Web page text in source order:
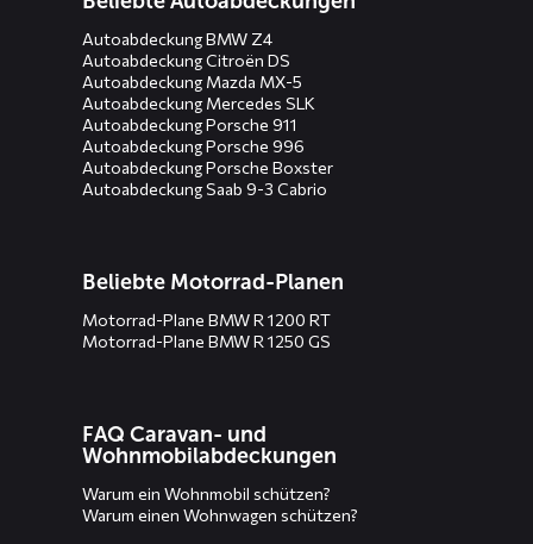
Autoabdeckung BMW Z4
Autoabdeckung Citroën DS
Autoabdeckung Mazda MX-5
Autoabdeckung Mercedes SLK
Autoabdeckung Porsche 911
Autoabdeckung Porsche 996
Autoabdeckung Porsche Boxster
Autoabdeckung Saab 9-3 Cabrio
Beliebte Motorrad-Planen
Motorrad-Plane BMW R 1200 RT
Motorrad-Plane BMW R 1250 GS
FAQ Caravan- und
Wohnmobilabdeckungen
Warum ein Wohnmobil schützen?
Warum einen Wohnwagen schützen?